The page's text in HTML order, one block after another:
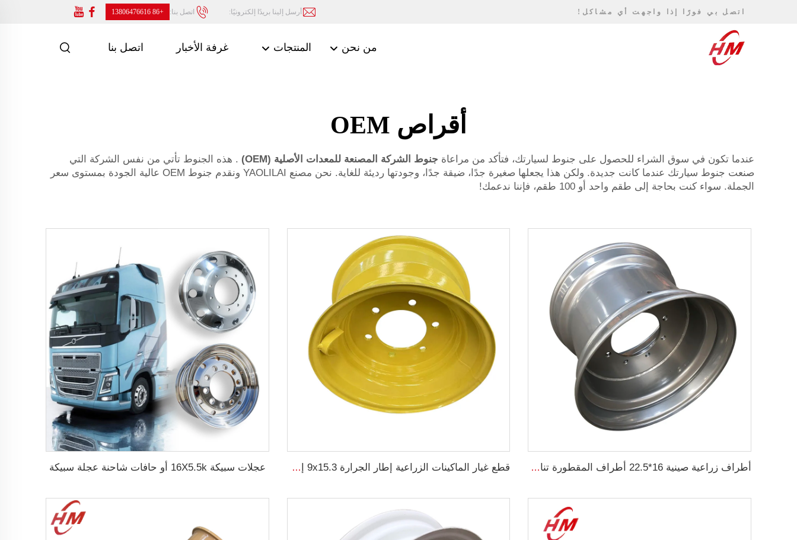
اتصل بي فورًا إذا واجهت أي مشاكل! أرسل إلينا بريدًا إلكترونيًا: اتصل بنا: +86 13806476616
من نحن المنتجات غرفة الأخبار اتصل بنا
أقراص OEM
عندما تكون في سوق الشراء للحصول على جنوط لسيارتك، فتأكد من مراعاة جنوط الشركة المصنعة للمعدات الأصلية (OEM)
. هذه الجنوط تأتي من نفس الشركة التي
صنعت جنوط سيارتك عندما كانت جديدة. ولكن هذا يجعلها صغيرة جدًا، ضيقة جدًا، وجودتها رديئة للغاية. نحن مصنع YAOLILAI ونقدم جنوط OEM عالية الجودة بمستوى سعر
الجملة. سواء كنت بحاجة إلى طقم واحد أو 100 طقم، فإننا ندعمك!
أطراف زراعية صينية 16*22.5 أطراف المقطورة تناسب الإطارات الفولاذية الزراعية 16*22.5 قطع غيار الماكينات الزراعية إطار الجرارة 9x15.3 إطار حصاد فولاذي زراعي 10.5/70-15.3 مصنع الإطارات عجلات سبيكة 16X5.5k أو حافات شاحنة عجلة سبيكة